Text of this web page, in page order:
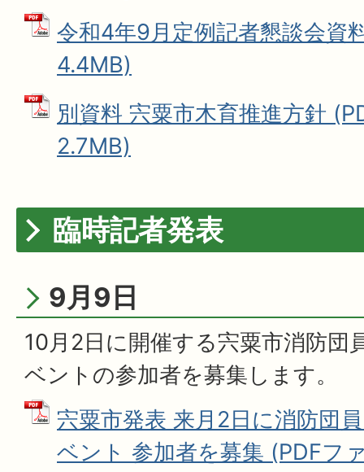
令和4年9月定例記者懇談会資
4.4MB)
別資料 宍粟市木育推進方針
2.7MB)
臨時記者発表
9月9日
10月2日に開催する宍粟市消防団
ベントの参加者を募集します。
宍粟市発表 来月2日に消防団
ベント 参加者を募集 (PDFフ